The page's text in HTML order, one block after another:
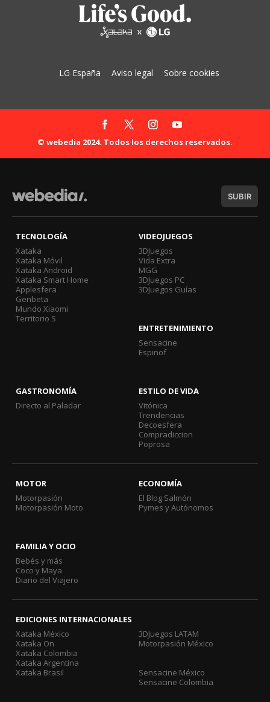
LG España Aviso legal Sobre cookies
© webedia 2024. Todos los derechos reservados.
SUBIR
TECNOLOGÍA
Xataka
Xataka Móvil
Xataka Android
Xataka Smart Home
Applesfera
Genbeta
Mundo Xiaomi
Territorio S
VIDEOJUEGOS
3DJuegos
Vida Extra
MGG
3DJuegos PC
3DJuegos Guías
ENTRETENIMIENTO
Sensacine
Espinof
GASTRONOMÍA
Directo al Paladar
ESTILO DE VIDA
Vitónica
Trendencias
Decoesfera
Compradiccion
Poprosa
MOTOR
Motorpasión
Motorpasión Moto
ECONOMÍA
El Blog Salmón
Pymes y Autónomos
FAMILIA Y OCIO
Bebés y más
Coco y Maya
Diario del Viajero
EDICIONES INTERNACIONALES
Xataka México
Xataka On
Xataka Colombia
Xataka Argentina
Xataka Brasil
3DJuegos LATAM
Motorpasión México
Sensacine México
Sensacine Colombia